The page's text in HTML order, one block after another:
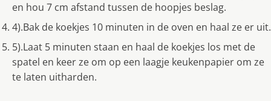
en hou 7 cm afstand tussen de hoopjes beslag.
4).Bak de koekjes 10 minuten in de oven en haal ze er uit.
5).Laat 5 minuten staan en haal de koekjes los met de
spatel en keer ze om op een laagje keukenpapier om ze
te laten uitharden.